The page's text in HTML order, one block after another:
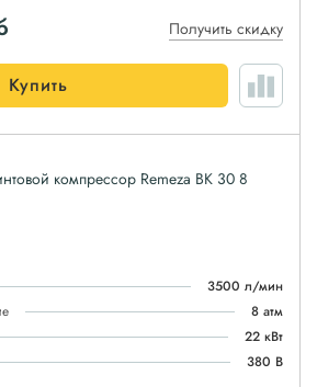
Получить скидку
Купить
компрессор Remeza ВК 30 8
3500 л/мин
8 атм
22 кВт
380 В